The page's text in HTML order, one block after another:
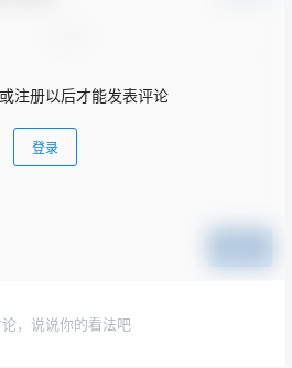
注册以后才能发表评论
登录
，说说你的看法吧